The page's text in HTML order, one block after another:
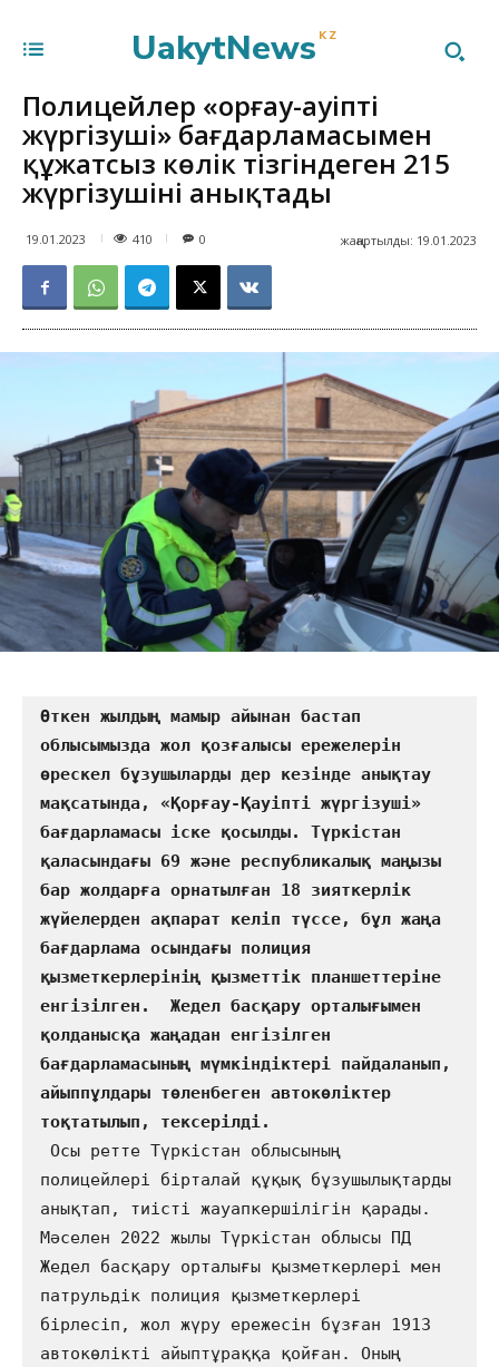
UakytNews KZ
Полицейлер «Қорғау-Қауіпті
жүргізуші» бағдарламасымен
құжатсыз көлік тізгіндеген 215
жүргізушіні анықтады
19.01.2023 410 жаңартылды: 19.01.2023
0
Өткен жылдың мамыр айынан бастап
облысымызда жол қозғалысы ережелерін
өрескел бұзушыларды дер кезінде анықтау
мақсатында, «Қорғау-Қауіпті жүргізуші»
бағдарламасы іске қосылды. Түркістан
қаласындағы 69 және республикалық маңызы
бар жолдарға орнатылған 18 зияткерлік
жүйелерден ақпарат келіп түссе, бұл жаңа
бағдарлама осындағы полиция
қызметкерлерінің қызметтік планшеттеріне
енгізілген.  Жедел басқару орталығымен
қолданысқа жаңадан енгізілген
бағдарламасының мүмкіндіктері пайдаланып,
айыппұлдары төленбеген автокөліктер
полицейлері бірталай құқық бұзушылықтарды
анықтап, тиісті жауапкершілігін қарады.
Мәселен 2022 жылы Түркістан облысы ПД
Жедел басқару орталығы қызметкерлері мен
патрульдік полиция қызметкерлері
бірлесіп, жол жүру ережесін бұзған 1913
автокөлікті айыптұраққа қойған. Оның